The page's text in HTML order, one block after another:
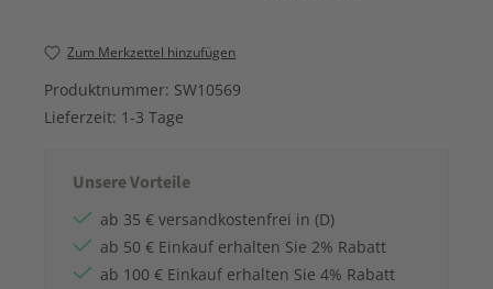
Zum Merkzettel hinzufügen
Produktnummer: SW10569
Lieferzeit: 1-3 Tage
Unsere Vorteile
ab 35 € versandkostenfrei in (D)
ab 50 € Einkauf erhalten Sie 2% Rabatt
ab 100 € Einkauf erhalten Sie 4% Rabatt